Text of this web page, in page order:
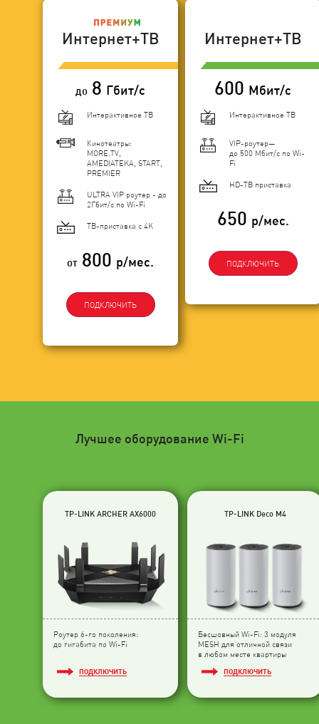
Интернет+ТВ
до 8 Гбит/с
Интерактивное ТВ
Кинотеатры:
MORE.TV,
AMEDIATEKA, START,
PREMIER
ULTRA VIP роутер - до
2Гбит/c по Wi-Fi
ТВ-приставка с 4K
от 800 р/мес.
ПОДКЛЮЧИТЬ
Интернет+ТВ
600 Мбит/с
Интерактивное ТВ
VIP-роутер—
до 500 Мбит/с по Wi-
Fi
HD-ТВ приставка
650 р/мес.
ПОДКЛЮЧИТЬ
Лучшее оборудование Wi-Fi
TP-LINK ARCHER AX6000
Роутер 6-го поколения:
до гигабита по Wi-Fi
ПОДКЛЮЧИТЬ
TP-LINK Deco M4
Бесшовный Wi-Fi: 3 модуля
МESH для отличной связи
в любом месте квартиры
ПОДКЛЮЧИТЬ